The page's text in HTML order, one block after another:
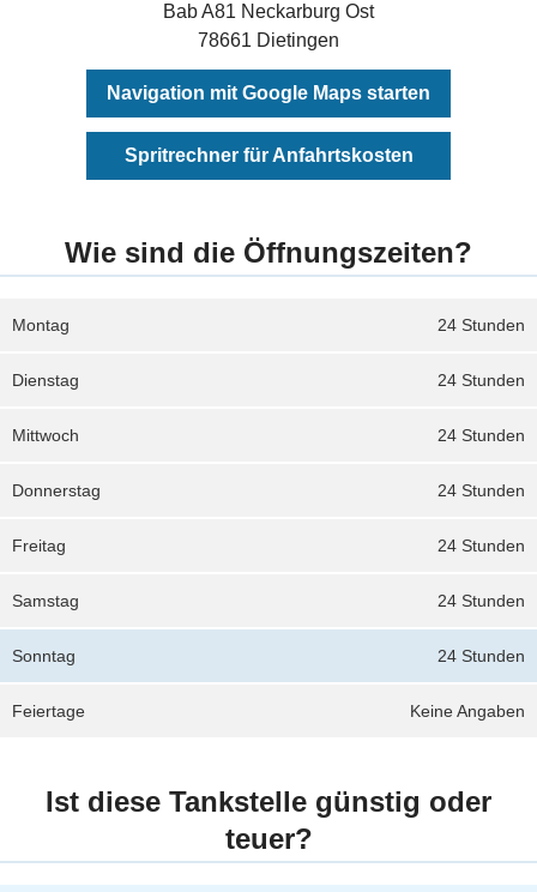
Bab A81 Neckarburg Ost
78661 Dietingen
Navigation mit Google Maps starten
Spritrechner für Anfahrtskosten
Wie sind die Öffnungszeiten?
24 Stunden
Montag
24 Stunden
Dienstag
24 Stunden
Mittwoch
24 Stunden
Donnerstag
24 Stunden
Freitag
24 Stunden
Samstag
24 Stunden
Sonntag
Keine Angaben
Feiertage
Ist diese Tankstelle günstig oder
teuer?